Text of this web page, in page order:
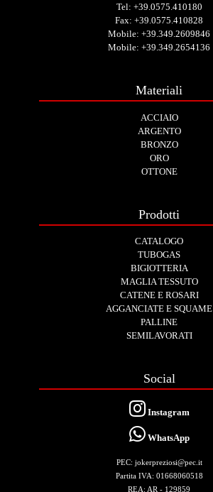
Tel: +39.0575.410180
Fax: +39.0575.410828
Mobile: +39.349.2609846
Mobile: +39.349.2654136
Materiali
ACCIAIO
ARGENTO
BRONZO
ORO
OTTONE
Prodotti
CATALOGO
TUBOGAS
BIGIOTTERIA
MAGLIA TESSUTO
CATENE E ROSARI
AGGANCIATE E SQUAME
PALLINE
SEMILAVORATI
Social
Instagram
WhatsApp
PEC: jokerpreziosi@pec.it
Partita IVA: 01668060518
REA: AR - 129859